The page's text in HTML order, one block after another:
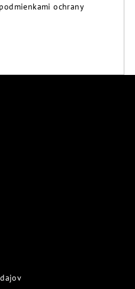
podmienkami ochrany